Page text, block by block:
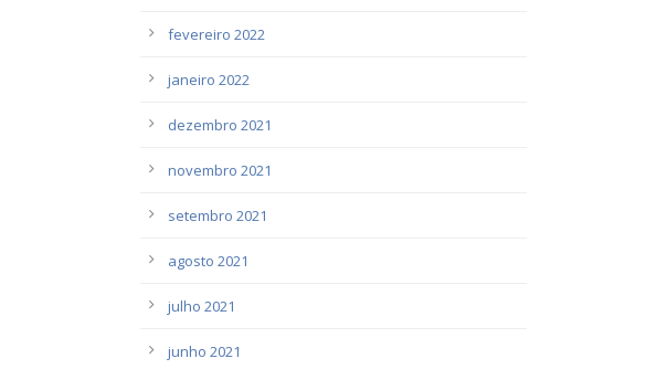
fevereiro 2022
janeiro 2022
dezembro 2021
novembro 2021
setembro 2021
agosto 2021
julho 2021
junho 2021